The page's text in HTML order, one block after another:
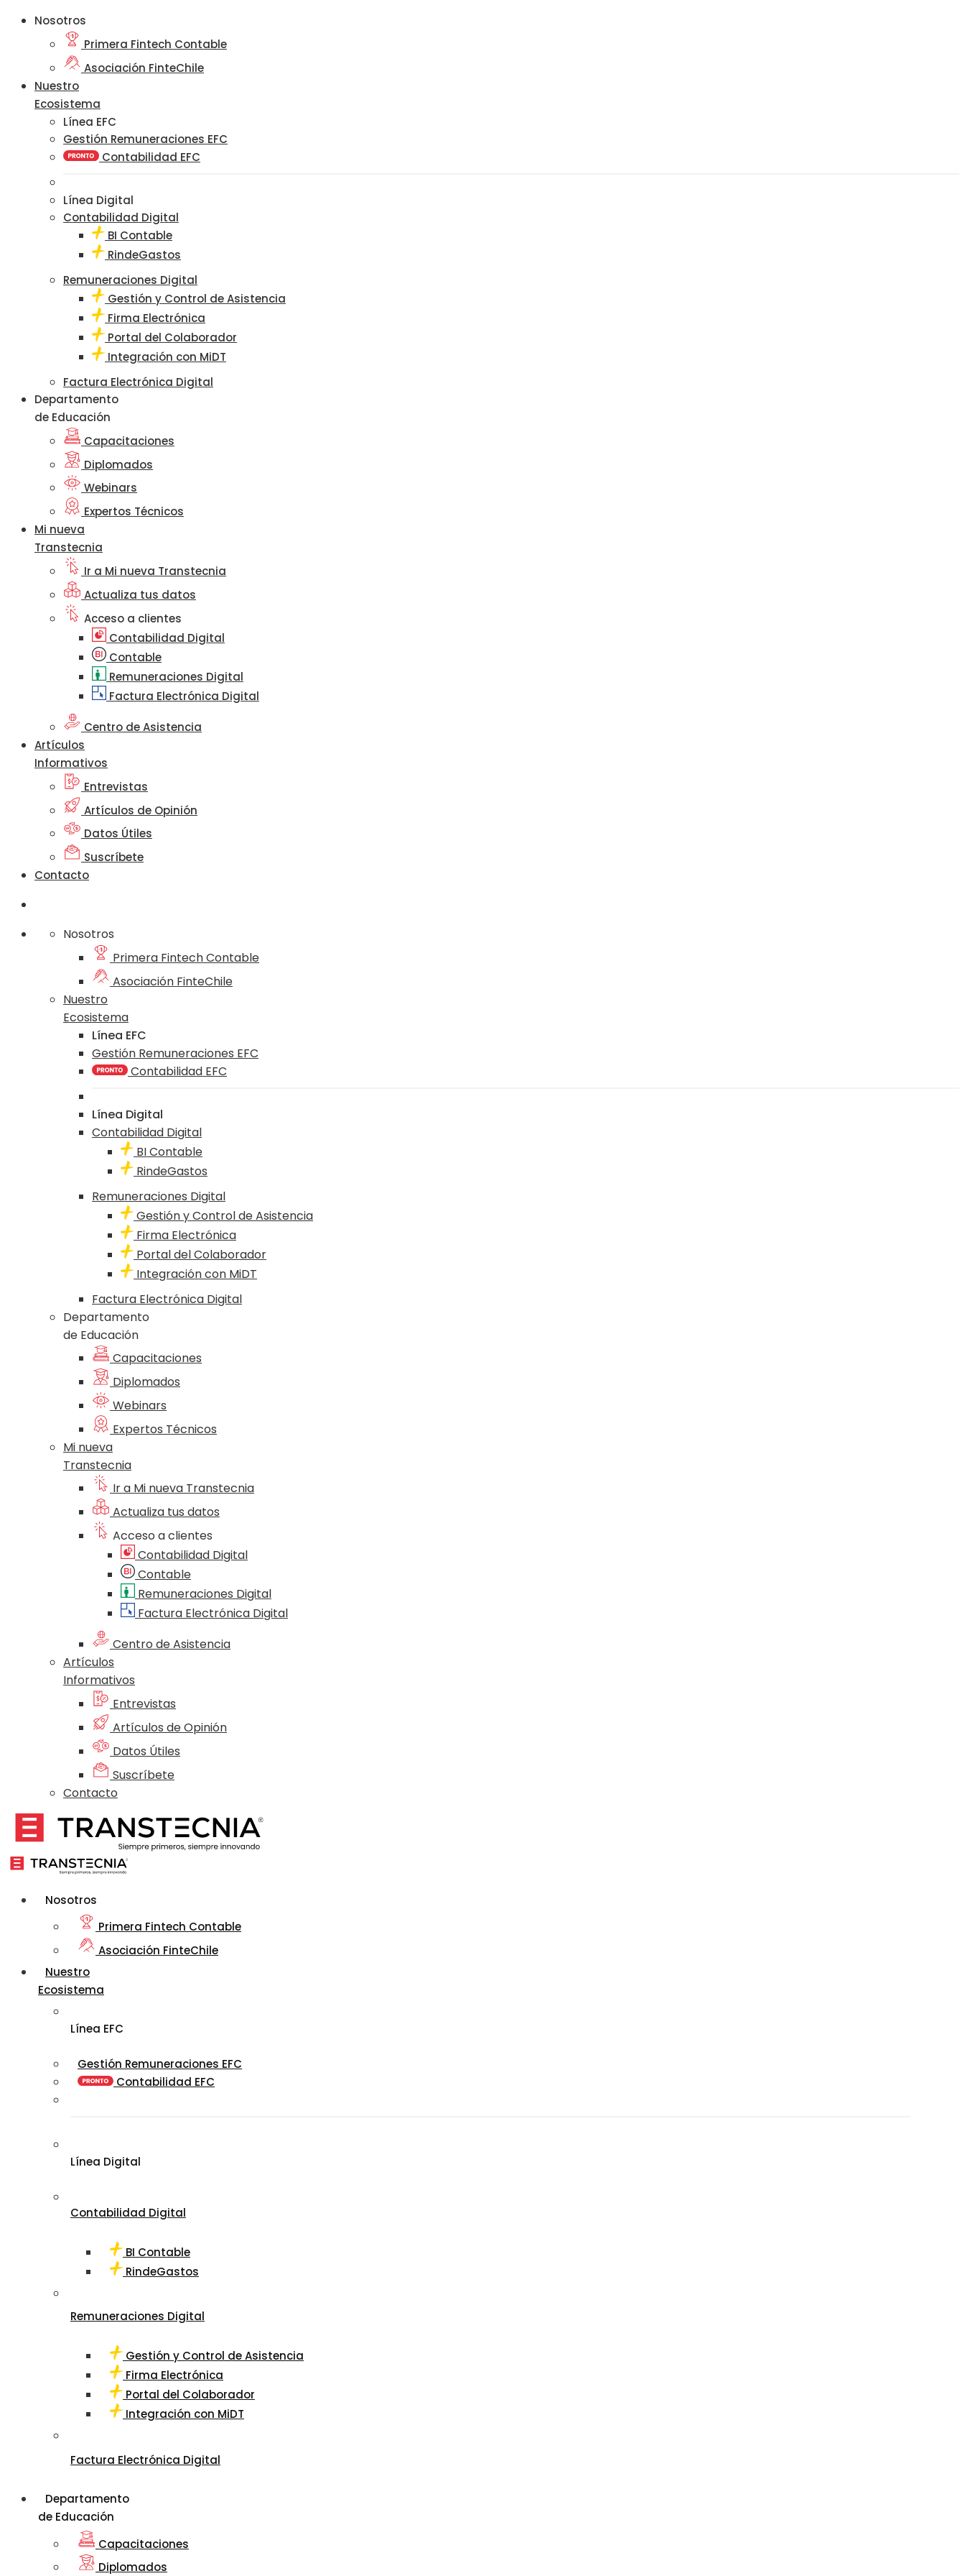
Nosotros
Primera Fintech Contable
Asociación FinteChile
Nuestro
Ecosistema
Línea EFC
Gestión Remuneraciones EFC
Contabilidad EFC
Línea Digital
Contabilidad Digital
BI Contable
RindeGastos
Remuneraciones Digital
Gestión y Control de Asistencia
Firma Electrónica
Portal del Colaborador
Integración con MiDT
Factura Electrónica Digital
Departamento
de Educación
Capacitaciones
Diplomados
Webinars
Expertos Técnicos
Mi nueva
Transtecnia
Ir a Mi nueva Transtecnia
Actualiza tus datos
Acceso a clientes
Contabilidad Digital
Contable
Remuneraciones Digital
Factura Electrónica Digital
Centro de Asistencia
Artículos
Informativos
Entrevistas
Artículos de Opinión
Datos Útiles
Suscríbete
Contacto
Nosotros
Primera Fintech Contable
Asociación FinteChile
Nuestro
Ecosistema
Línea EFC
Gestión Remuneraciones EFC
Contabilidad EFC
Línea Digital
Contabilidad Digital
BI Contable
RindeGastos
Remuneraciones Digital
Gestión y Control de Asistencia
Firma Electrónica
Portal del Colaborador
Integración con MiDT
Factura Electrónica Digital
Departamento
de Educación
Capacitaciones
Diplomados
Webinars
Expertos Técnicos
Mi nueva
Transtecnia
Ir a Mi nueva Transtecnia
Actualiza tus datos
Acceso a clientes
Contabilidad Digital
Contable
Remuneraciones Digital
Factura Electrónica Digital
Centro de Asistencia
Artículos
Informativos
Entrevistas
Artículos de Opinión
Datos Útiles
Suscríbete
Contacto
Nosotros
Primera Fintech Contable
Asociación FinteChile
Nuestro
Ecosistema
Línea EFC
Gestión Remuneraciones EFC
Contabilidad EFC
Línea Digital
Contabilidad Digital
BI Contable
RindeGastos
Remuneraciones Digital
Gestión y Control de Asistencia
Firma Electrónica
Portal del Colaborador
Integración con MiDT
Factura Electrónica Digital
Departamento
de Educación
Capacitaciones
Diplomados